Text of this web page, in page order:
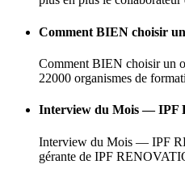
Comment BIEN choisir
Comment BIEN choisir un
22000 organismes de
Interview du Mois — IPF
Interview du Mois — IPF
gérante de IPF